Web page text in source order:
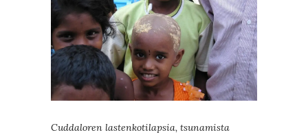
Cuddaloren lastenkotilapsia, tsunamista